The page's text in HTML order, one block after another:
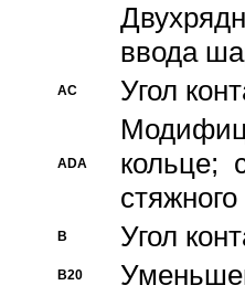
ввода
AC Угол
ADA
кольце;
B Угол
B20